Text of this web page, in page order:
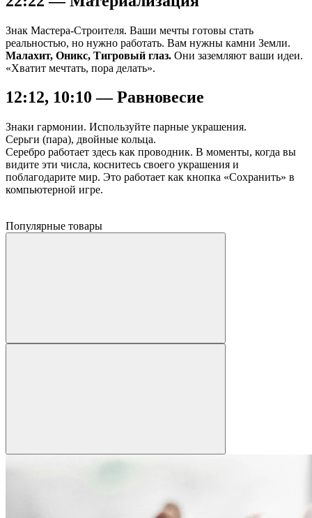
Знак Мастера-Строителя. Ваши мечты готовы стать
реальностью, но нужно работать. Вам нужны камни Земли.
Малахит, Оникс, Тигровый глаз. Они заземляют ваши идеи.
«Хватит мечтать, пора делать».
12:12, 10:10 — Равновесие
Знаки гармонии. Используйте парные украшения.
Серьги (пара), двойные кольца.
Серебро работает здесь как проводник. В моменты, когда вы
видите эти числа, коснитесь своего украшения и
поблагодарите мир. Это работает как кнопка «Сохранить» в
компьютерной игре.
Популярные товары